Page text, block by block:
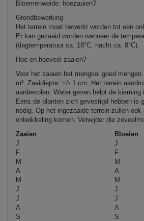
Bloemenweide: hoezaaien?
Grondbewerking
Het terrein moet bewerkt worden tot een
Er kan gezaaid worden wanneer de
(dagtemperatuur ca. 18°C, nacht ca. 8°C).
Hoe en hoeveel zaaien?
Voor het zaaien het mengsel goed
m². Zaaidiepte: +/- 1 cm. Het terrein
aanbevolen. Water geven helpt de kieming
Eens de planten zich gevestigd hebben is
nodig. Op het ingezaaide terrein zullen
ontwikkeling komen. Verwijder die zoveel
Zaaien
Bloeien
J
J
F
F
M
M
A
A
M
M
J
J
J
J
A
A
S
S